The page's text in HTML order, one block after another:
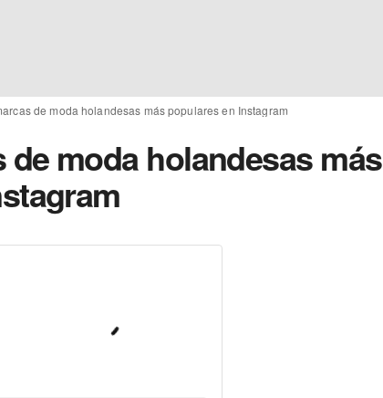
de moda holandesas más populares en Instagram
de moda holandesas más